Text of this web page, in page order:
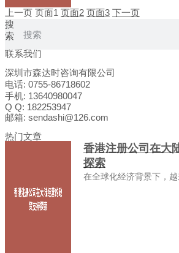
上一页 页面1 页面2 页面3 下一页
搜
索
联系我们
深圳市森达时咨询有限公司
电话: 0755-86718602
手机: 13640980047
Q Q: 182253947
邮箱: sendashi@126.com
热门文章
香港注册公司在大
探索
在全球化经济背景下，